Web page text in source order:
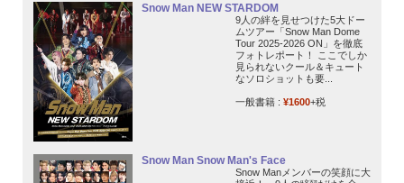
Snow Man NEW STARDOM
9人の絆を見せつけた5大ドー
ムツアー「Snow Man Dome
Tour 2025-2026 ON」を徹底
フォトレポート！ ここでしか
見られないクール＆キュート
なソロショットも要...
一般書籍 : ¥1600+税
Snow Man Snow Man's Face
Snow Manメンバーの笑顔に大